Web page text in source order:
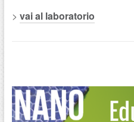
> vai al laboratorio